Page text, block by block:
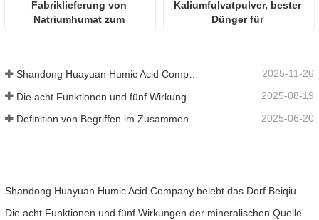
Fabriklieferung von
Natriumhumat zum
Kaliumfulvatpulver, bester
Dünger für
Shandong Huayuan Humic Acid Company belebt das Dorf Beiqiu mit einer Spende von mikrobiellem Dünger neu. 2025-11-26
2025-08-19
2025-06-20
Die acht Funktionen und fünf Wirkungen der mineralischen Quelle Fulvosäure